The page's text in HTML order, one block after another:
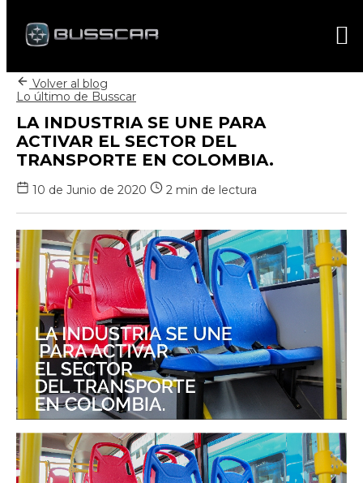
Volver al blog
Lo último de Busscar
LA INDUSTRIA SE UNE PARA
ACTIVAR EL SECTOR DEL
TRANSPORTE EN COLOMBIA.
10 de Junio de 2020 2 min de lectura